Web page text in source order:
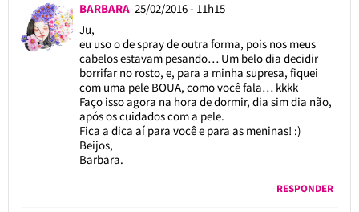
BARBARA 25/02/2016 - 11h15
Ju,
eu uso o de spray de outra forma, pois nos meus
cabelos estavam pesando… Um belo dia decidir
borrifar no rosto, e, para a minha supresa, fiquei
com uma pele BOUA, como você fala… kkkk
Faço isso agora na hora de dormir, dia sim dia não,
após os cuidados com a pele.
Fica a dica aí para você e para as meninas! :)
Beijos,
Barbara.
RESPONDER